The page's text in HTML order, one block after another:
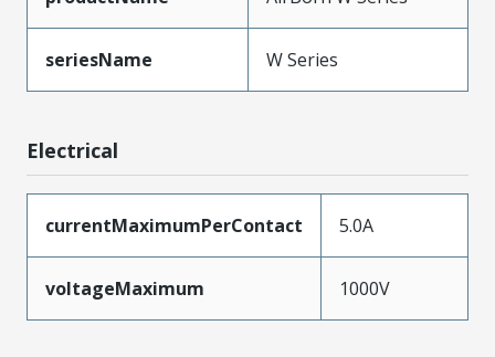
seriesName W Series
Electrical
currentMaximumPerContact 5.0A
voltageMaximum 1000V